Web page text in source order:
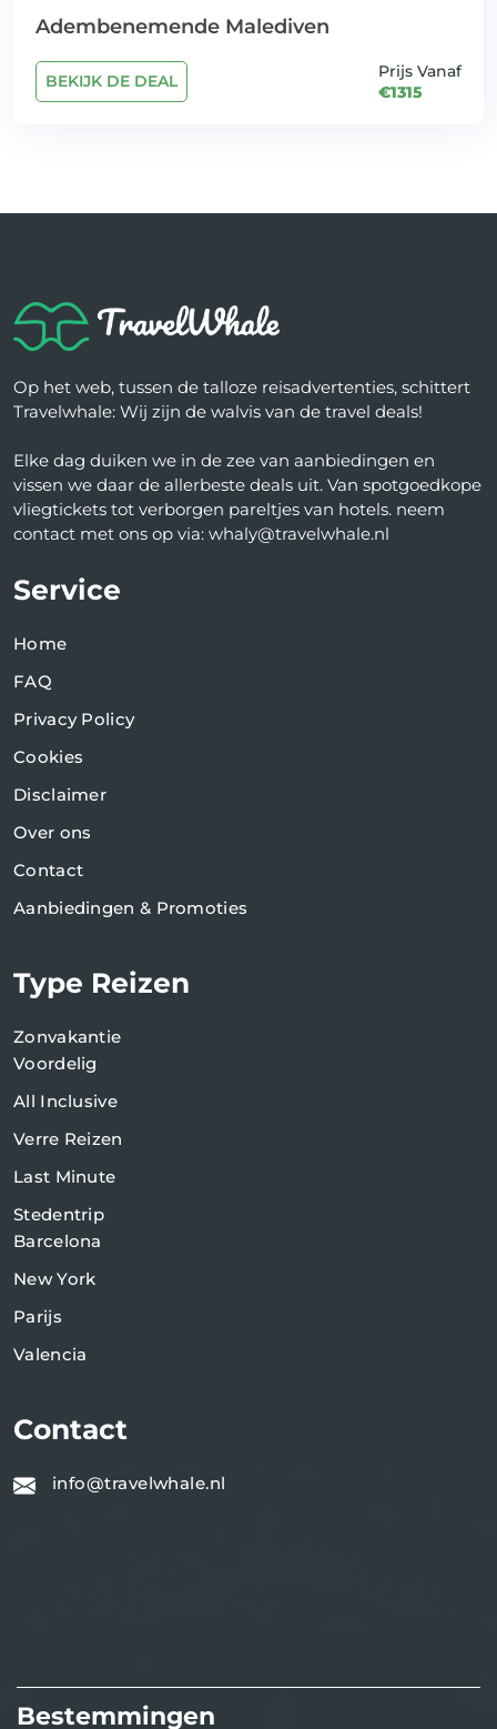
Adembenemende Malediven
BEKIJK DE DEAL
Prijs Vanaf
€1315
Op het web, tussen de talloze reisadvertenties, schittert
Travelwhale: Wij zijn de walvis van de travel deals!
Elke dag duiken we in de zee van aanbiedingen en
vissen we daar de allerbeste deals uit. Van spotgoedkope
vliegtickets tot verborgen pareltjes van hotels. neem
contact met ons op via: whaly@travelwhale.nl
Service
Home
FAQ
Privacy Policy
Cookies
Disclaimer
Over ons
Contact
Aanbiedingen & Promoties
Type Reizen
Zonvakantie
Voordelig
All Inclusive
Verre Reizen
Last Minute
Stedentrip
Barcelona
New York
Parijs
Valencia
Contact
info@travelwhale.nl
Bestemmingen